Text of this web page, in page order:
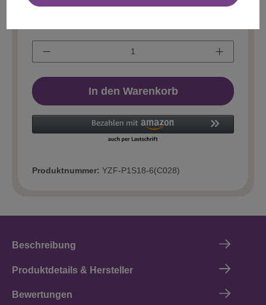
Sofort verfügbar, Lieferzeit 1-3 Tage
In den Warenkorb
Produktnummer: YZF-P1S18-6(C028)
Beschreibung
Produktdetails & Hersteller
Bewertungen